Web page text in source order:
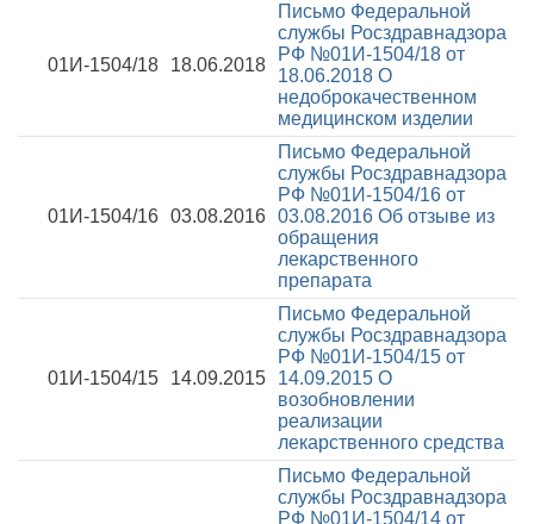
01И-1504/18 18.06.2018
Письмо Федеральной
службы Росздравнадзора
РФ №01И-1504/18 от
18.06.2018 О
недоброкачественном
медицинском изделии
01И-1504/16 03.08.2016
Письмо Федеральной
службы Росздравнадзора
РФ №01И-1504/16 от
03.08.2016 Об отзыве из
обращения
лекарственного
препарата
01И-1504/15 14.09.2015
Письмо Федеральной
службы Росздравнадзора
РФ №01И-1504/15 от
14.09.2015 О
возобновлении
реализации
лекарственного средства
Письмо Федеральной
службы Росздравнадзора
РФ №01И-1504/14 от